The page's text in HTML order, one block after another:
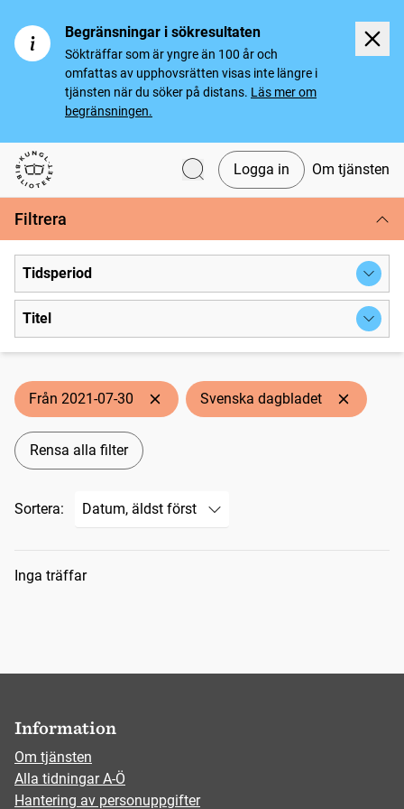
Begränsningar i sökresultaten
Sökträffar som är yngre än 100 år och
omfattas av upphovsrätten visas inte längre i
tjänsten när du söker på distans. Läs mer om
begränsningen.
Svenska tidningar
Logga in Om tjänsten
Filtrera
Tidsperiod
Titel
Från 2021-07-30 Svenska dagbladet
Rensa alla filter
Sortera:
Sökresultat
Inga träffar
Information
Om tjänsten
Alla tidningar A-Ö
Hantering av personuppgifter